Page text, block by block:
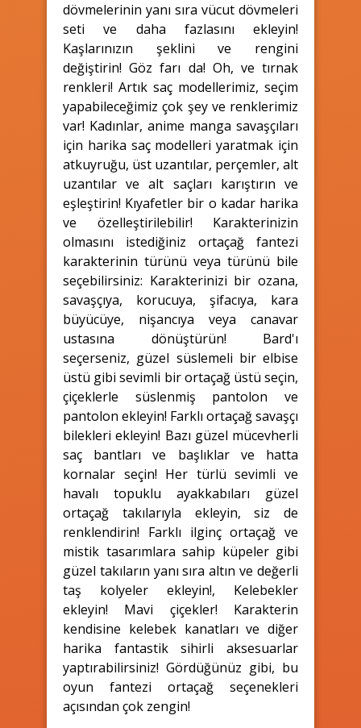
dövmelerinin yanı sıra vücut dövmeleri
seti ve daha fazlasını ekleyin!
Kaşlarınızın şeklini ve rengini
değiştirin! Göz farı da! Oh, ve tırnak
renkleri! Artık saç modellerimiz, seçim
yapabileceğimiz çok şey ve renklerimiz
var! Kadınlar, anime manga savaşçıları
için harika saç modelleri yaratmak için
atkuyruğu, üst uzantılar, perçemler, alt
uzantılar ve alt saçları karıştırın ve
eşleştirin! Kıyafetler bir o kadar harika
ve özelleştirilebilir! Karakterinizin
olmasını istediğiniz ortaçağ fantezi
karakterinin türünü veya türünü bile
seçebilirsiniz: Karakterinizi bir ozana,
savaşçıya, korucuya, şifacıya, kara
büyücüye, nişancıya veya canavar
ustasına dönüştürün! Bard'ı
seçerseniz, güzel süslemeli bir elbise
üstü gibi sevimli bir ortaçağ üstü seçin,
çiçeklerle süslenmiş pantolon ve
pantolon ekleyin! Farklı ortaçağ savaşçı
bilekleri ekleyin! Bazı güzel mücevherli
saç bantları ve başlıklar ve hatta
kornalar seçin! Her türlü sevimli ve
havalı topuklu ayakkabıları güzel
ortaçağ takılarıyla ekleyin, siz de
renklendirin! Farklı ilginç ortaçağ ve
mistik tasarımlara sahip küpeler gibi
güzel takıların yanı sıra altın ve değerli
taş kolyeler ekleyin!, Kelebekler
ekleyin! Mavi çiçekler! Karakterin
kendisine kelebek kanatları ve diğer
harika fantastik sihirli aksesuarlar
yaptırabilirsiniz! Gördüğünüz gibi, bu
oyun fantezi ortaçağ seçenekleri
açısından çok zengin!